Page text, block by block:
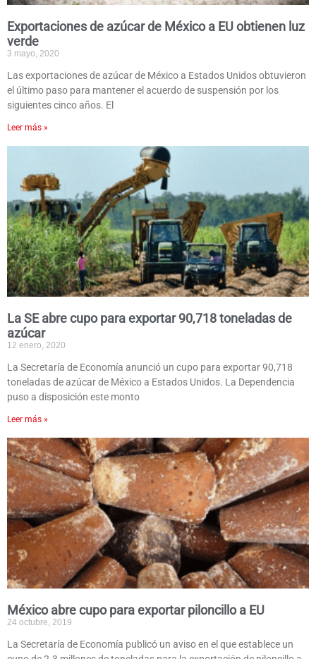
Exportaciones de azúcar de México a EU obtienen luz
verde
3 mayo, 2020
Las exportaciones de azúcar de México a Estados Unidos obtuvieron
el último paso para mantener el acuerdo de suspensión por los
siguientes cinco años. El
Leer más »
La SE abre cupo para exportar 90,718 toneladas de
azúcar
12 enero, 2020
La Secretaría de Economía anunció un cupo para exportar 90,718
toneladas de azúcar de México a Estados Unidos. La Dependencia
puso a disposición este monto
Leer más »
México abre cupo para exportar piloncillo a EU
24 octubre, 2019
La Secretaría de Economía publicó un aviso en el que establece un